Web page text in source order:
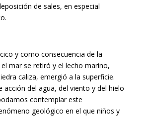
de sales, en especial
y como consecuencia de la
mar se retiró y el lecho marino,
caliza, emergió a la superficie.
acción del agua, del viento y del hielo
contemplar este
geológico en el que niños y